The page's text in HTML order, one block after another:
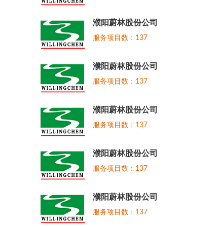
濮阳蔚林股份公司
服务项目数：137
濮阳蔚林股份公司
服务项目数：137
濮阳蔚林股份公司
服务项目数：137
濮阳蔚林股份公司
服务项目数：137
濮阳蔚林股份公司
服务项目数：137